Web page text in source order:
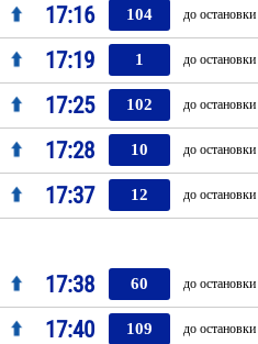
17:16 104 до остановки
17:19 1 до остановки
17:25 102 до остановки
17:28 10 до остановки
17:37 12 до остановки
17:38 60 до остановки
17:40 109 до остановки